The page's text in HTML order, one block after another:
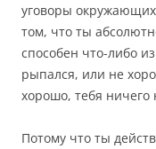
уговоры
том, что ты
способен что-либо
рыпался, или не
хорошо, тебя ничего
Потому что ты